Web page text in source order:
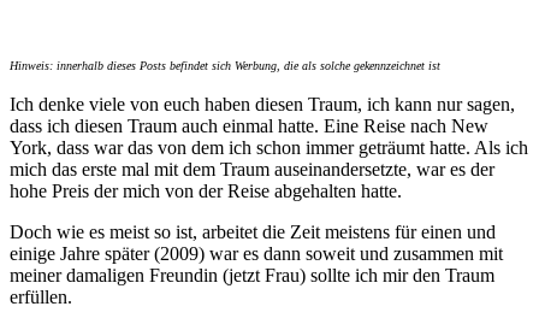
Hinweis: innerhalb dieses Posts befindet sich Werbung, die als solche gekennzeichnet ist
Ich denke viele von euch haben diesen Traum, ich kann nur sagen,
dass ich diesen Traum auch einmal hatte. Eine Reise nach New
York, dass war das von dem ich schon immer geträumt hatte. Als ich
mich das erste mal mit dem Traum auseinandersetzte, war es der
hohe Preis der mich von der Reise abgehalten hatte.
Doch wie es meist so ist, arbeitet die Zeit meistens für einen und
einige Jahre später (2009) war es dann soweit und zusammen mit
meiner damaligen Freundin (jetzt Frau) sollte ich mir den Traum
erfüllen.